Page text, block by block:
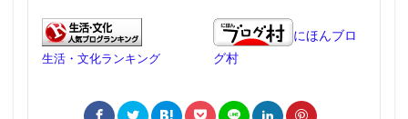
生活・文化ランキング
にほんブロ
グ村